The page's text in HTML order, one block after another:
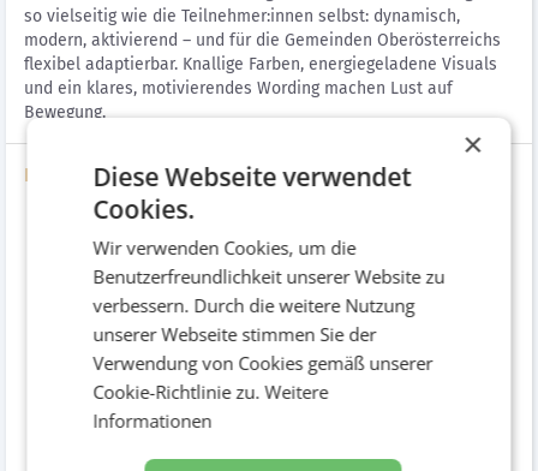
so vielseitig wie die Teilnehmer:innen selbst: dynamisch,
modern, aktivierend – und für die Gemeinden Oberösterreichs
flexibel adaptierbar. Knallige Farben, energiegeladene Visuals
und ein klares, motivierendes Wording machen Lust auf
Bewegung.
Bilder
×
Diese Webseite verwendet
Cookies.
Wir verwenden Cookies, um die
Benutzerfreundlichkeit unserer Website zu
verbessern. Durch die weitere Nutzung
unserer Webseite stimmen Sie der
Verwendung von Cookies gemäß unserer
Cookie-Richtlinie zu.Weitere
Informationen